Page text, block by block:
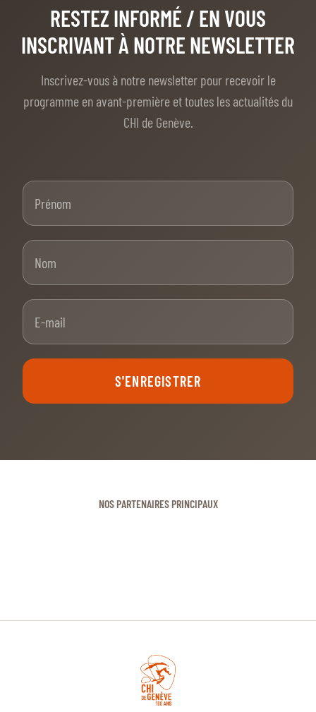
RESTEZ INFORMÉ / EN VOUS
INSCRIVANT À NOTRE NEWSLETTER
Inscrivez-vous à notre newsletter pour recevoir le
programme en avant-première et toutes les actualités du
CHI de Genève.
S'ENREGISTRER
NOS PARTENAIRES PRINCIPAUX